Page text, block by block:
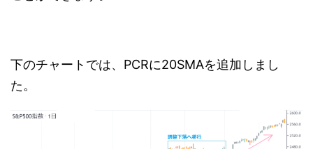
下のチャートでは、PCRに20SMAを追加しまし
た。